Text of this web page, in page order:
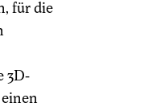
für die
3D-